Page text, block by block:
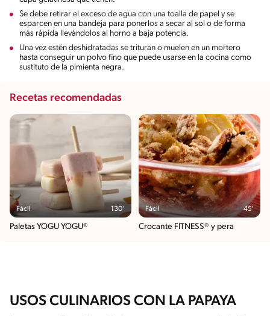
Se debe retirar el exceso de agua con una toalla de papel y se
esparcen en una bandeja para ponerlos a secar al sol o de forma
más rápida llevándolos al horno a baja potencia.
Una vez estén deshidratadas se trituran o muelen en un mortero
hasta conseguir un polvo fino que puede usarse en la cocina como
sustituto de la pimienta negra.
Recetas recomendadas
Fácil 130'
Paletas YOGU YOGU®
Fácil 45'
Crocante FITNESS® y pera
USOS CULINARIOS CON LA PAPAYA